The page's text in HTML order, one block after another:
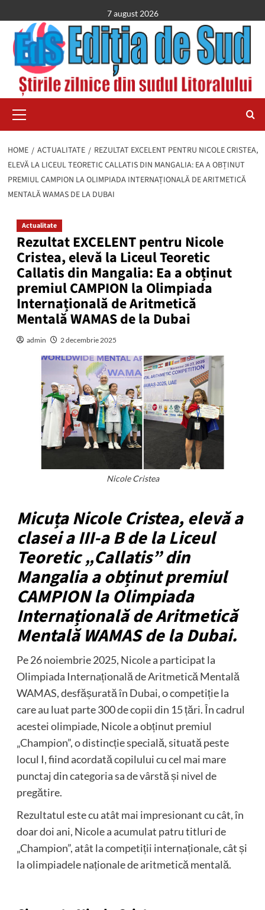
to
content
7 august 2026
Menu
HOME ACTUALITATE
REZULTAT EXCELENT PENTRU NICOLE CRISTEA,
ELEVĂ LA LICEUL TEORETIC CALLATIS DIN MANGALIA: EA A OBȚINUT
PREMIUL CAMPION LA OLIMPIADA INTERNAȚIONALĂ DE ARITMETICĂ
MENTALĂ WAMAS DE LA DUBAI
Actualitate
Rezultat EXCELENT pentru Nicole
Cristea, elevă la Liceul Teoretic
Callatis din Mangalia: Ea a obținut
premiul CAMPION la Olimpiada
Internațională de Aritmetică
Mentală WAMAS de la Dubai
admin 2 decembrie 2025
Nicole Cristea
Micuța Nicole Cristea, elevă a
clasei a III-a B de la Liceul
Teoretic „Callatis” din
Mangalia a obținut premiul
CAMPION la Olimpiada
Internațională de Aritmetică
Mentală WAMAS de la Dubai.
Pe 26 noiembrie 2025, Nicole a participat la
Olimpiada Internațională de Aritmetică Mentală
WAMAS, desfășurată în Dubai, o competiție la
care au luat parte 300 de copii din 15 țări. În cadrul
acestei olimpiade, Nicole a obținut premiul
„Champion”, o distincție specială, situată peste
locul I, fiind acordată copilului cu cel mai mare
punctaj din categoria sa de vârstă și nivel de
pregătire.
Rezultatul este cu atât mai impresionant cu cât, în
doar doi ani, Nicole a acumulat patru titluri de
„Champion”, atât la competiții internaționale, cât și
la olimpiadele naționale de aritmetică mentală.